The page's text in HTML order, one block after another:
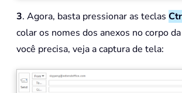
3. Agora, basta pressionar as teclas
colar os nomes dos anexos no corpo
você precisa, veja a captura de tela: